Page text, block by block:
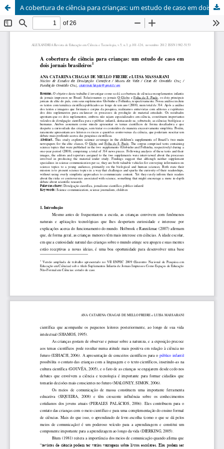
A cobertura de ciência para crianças: um estudo de caso em dois jornais brasileiros